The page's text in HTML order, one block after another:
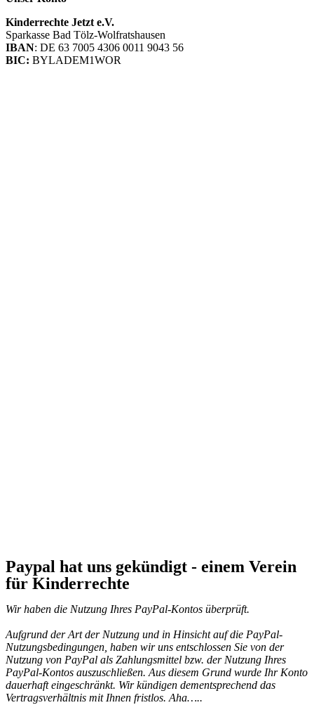
Kinderrechte Jetzt e.V.
Sparkasse Bad Tölz-Wolfratshausen
IBAN: DE 63 7005 4306 0011 9043 56
BIC: BYLADEM1WOR
Paypal hat uns gekündigt - einem Verein
für Kinderrechte
Wir haben die Nutzung Ihres PayPal-Kontos überprüft.
Aufgrund der Art der Nutzung und in Hinsicht auf die PayPal-
Nutzungsbedingungen, haben wir uns entschlossen Sie von der
Nutzung von PayPal als Zahlungsmittel bzw. der Nutzung Ihres
PayPal-Kontos auszuschließen. Aus diesem Grund wurde Ihr Konto
dauerhaft eingeschränkt. Wir kündigen dementsprechend das
Vertragsverhältnis mit Ihnen fristlos. Aha…..